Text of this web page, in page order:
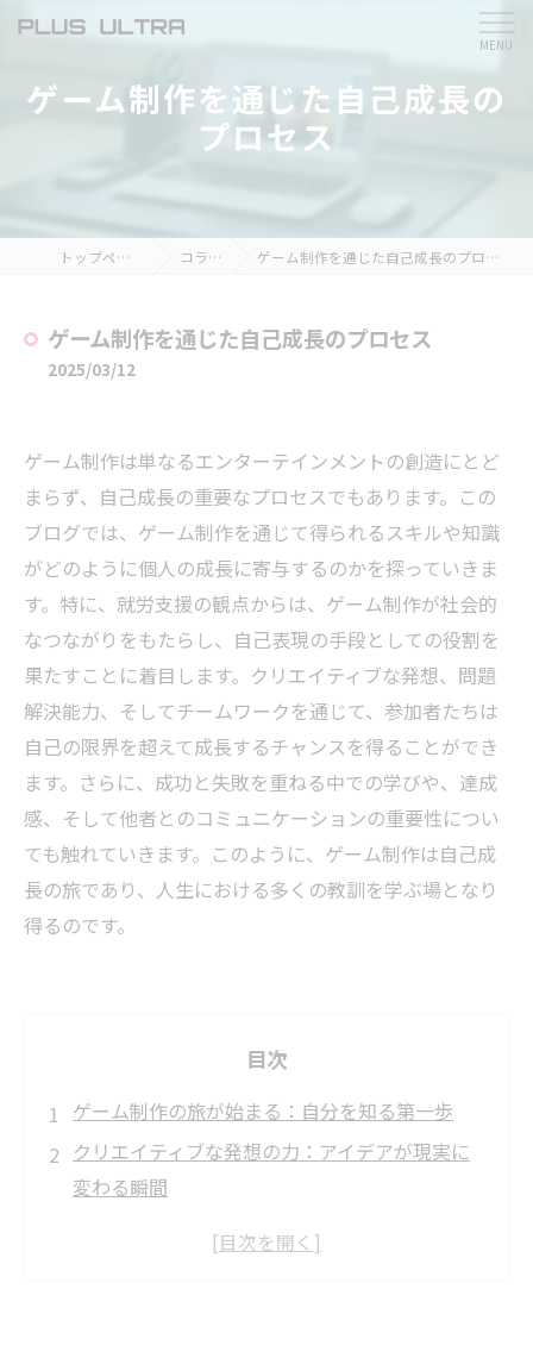
ゲーム制作を通じた自己成長の
プロセス
トップページ コラム ゲーム制作を通じた自己成長のプロセス
ゲーム制作を通じた自己成長のプロセス
2025/03/12
ゲーム制作は単なるエンターテインメントの創造にとど
まらず、自己成長の重要なプロセスでもあります。この
ブログでは、ゲーム制作を通じて得られるスキルや知識
がどのように個人の成長に寄与するのかを探っていきま
す。特に、就労支援の観点からは、ゲーム制作が社会的
なつながりをもたらし、自己表現の手段としての役割を
果たすことに着目します。クリエイティブな発想、問題
解決能力、そしてチームワークを通じて、参加者たちは
自己の限界を超えて成長するチャンスを得ることができ
ます。さらに、成功と失敗を重ねる中での学びや、達成
感、そして他者とのコミュニケーションの重要性につい
ても触れていきます。このように、ゲーム制作は自己成
長の旅であり、人生における多くの教訓を学ぶ場となり
得るのです。
目次
ゲーム制作の旅が始まる：自分を知る第一歩
クリエイティブな発想の力：アイデアが現実に
変わる瞬間
問題解決能力を磨く：挑戦と成功の連続